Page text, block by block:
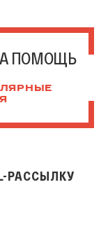
ПОМОЩЬ
РАССЫЛКУ